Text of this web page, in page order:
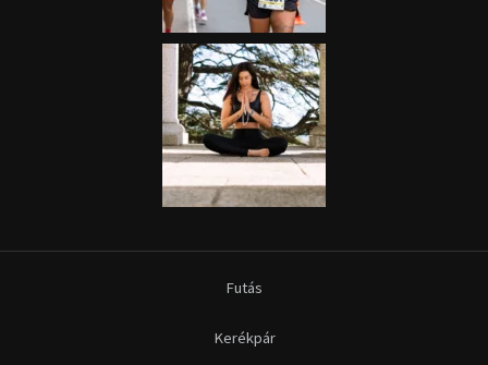
Futás
Kerékpár